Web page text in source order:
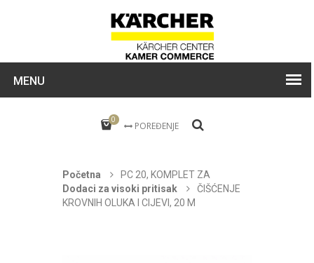
MENU
0
POREĐENJE
Početna
Dodaci za visoki pritisak
PC 20, KOMPLET ZA
ČIŠĆENJE
KROVNIH OLUKA I CIJEVI, 20 M